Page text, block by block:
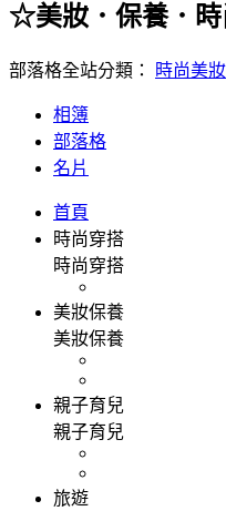
☆美妝．保養．時
部落格全站分類： 時尚美妝
相簿
部落格
名片
首頁
時尚穿搭
時尚穿搭
美妝保養
美妝保養
親子育兒
親子育兒
旅遊